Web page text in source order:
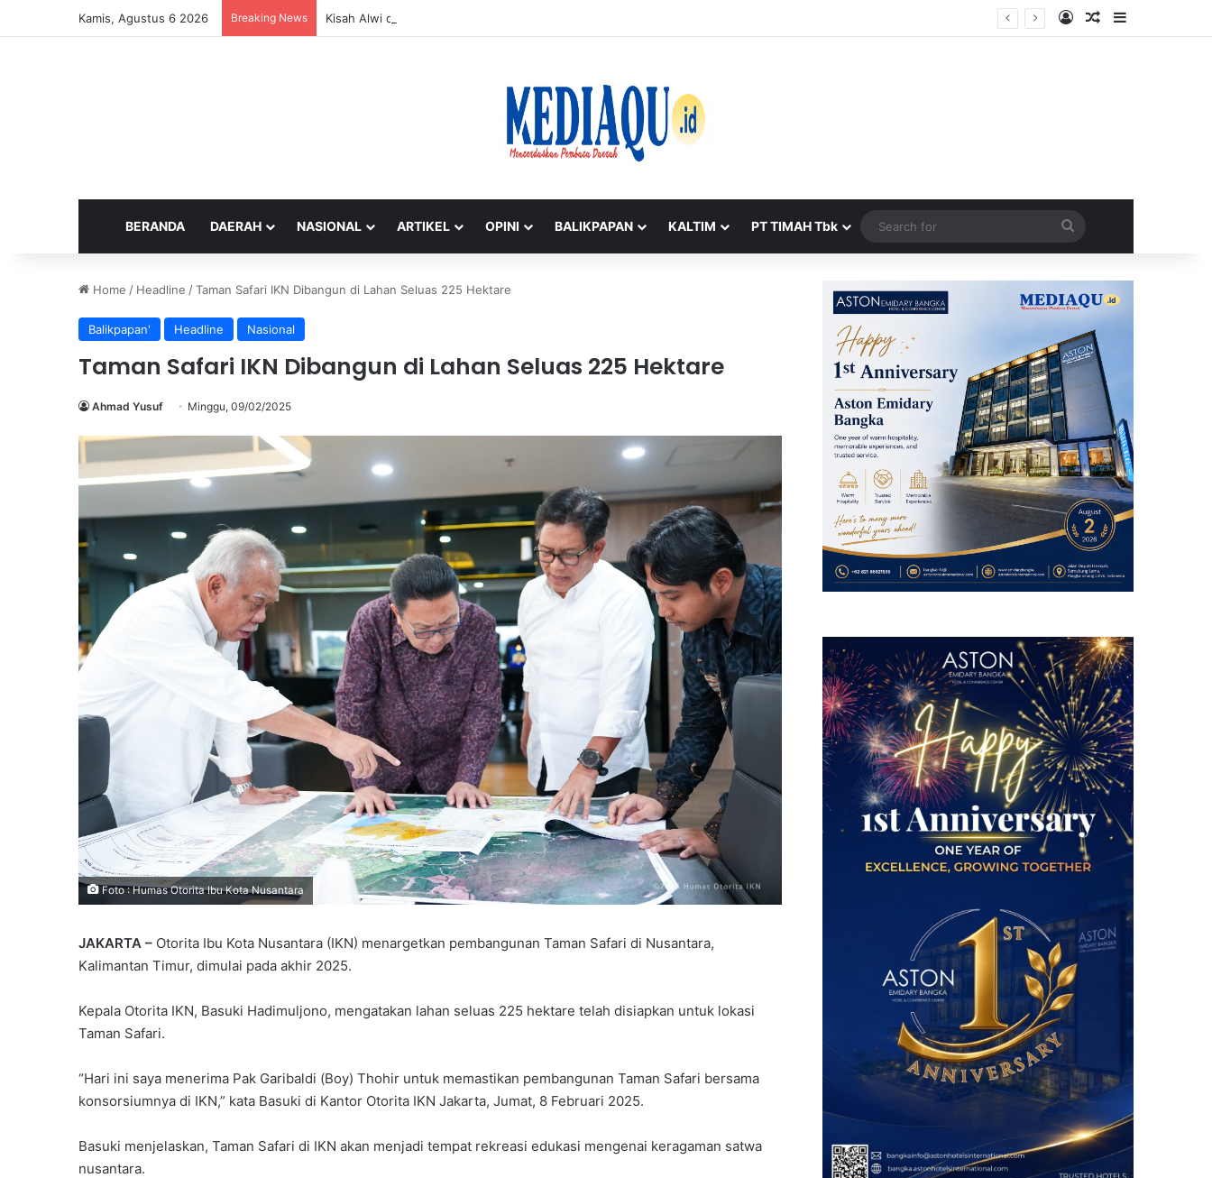
Kamis, Agustus 6 2026 Breaking News Kisah Alwi dan Deka Taklukkan Rasa Takut di Khitanan Massal HUT ke-50 PT TIMAH Log InRandom Article
Sidebar
BERANDA DAERAH NASIONAL ARTIKEL OPINI BALIKPAPAN KALTIM PT TIMAH Tbk
for
Home / Headline /Taman Safari IKN Dibangun di Lahan Seluas 225 Hektare
Balikpapan' Headline Nasional
Taman Safari IKN Dibangun di Lahan Seluas 225 Hektare
Ahmad Yusuf Minggu, 09/02/2025
Foto : Humas Otorita Ibu Kota Nusantara
JAKARTA – Otorita Ibu Kota Nusantara (IKN) menargetkan pembangunan Taman Safari di Nusantara,
Kalimantan Timur, dimulai pada akhir 2025.
Kepala Otorita IKN, Basuki Hadimuljono, mengatakan lahan seluas 225 hektare telah disiapkan untuk lokasi
Taman Safari.
“Hari ini saya menerima Pak Garibaldi (Boy) Thohir untuk memastikan pembangunan Taman Safari bersama
konsorsiumnya di IKN,” kata Basuki di Kantor Otorita IKN Jakarta, Jumat, 8 Februari 2025.
Basuki menjelaskan, Taman Safari di IKN akan menjadi tempat rekreasi edukasi mengenai keragaman satwa
nusantara.